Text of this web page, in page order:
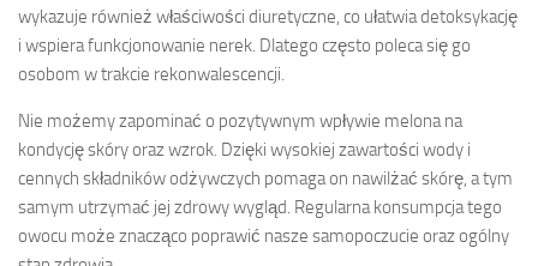
wykazuje również właściwości diuretyczne, co ułatwia detoksykację
i wspiera funkcjonowanie nerek. Dlatego często poleca się go
osobom w trakcie rekonwalescencji.
Nie możemy zapominać o pozytywnym wpływie melona na
kondycję skóry oraz wzrok. Dzięki wysokiej zawartości wody i
cennych składników odżywczych pomaga on nawilżać skórę, a tym
samym utrzymać jej zdrowy wygląd. Regularna konsumpcja tego
owocu może znacząco poprawić nasze samopoczucie oraz ogólny